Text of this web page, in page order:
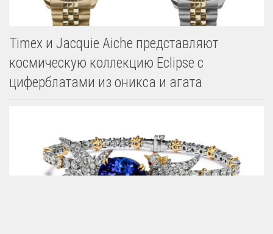
Timex и Jacquie Aiche представляют
космическую коллекцию Eclipse с
циферблатами из оникса и агата